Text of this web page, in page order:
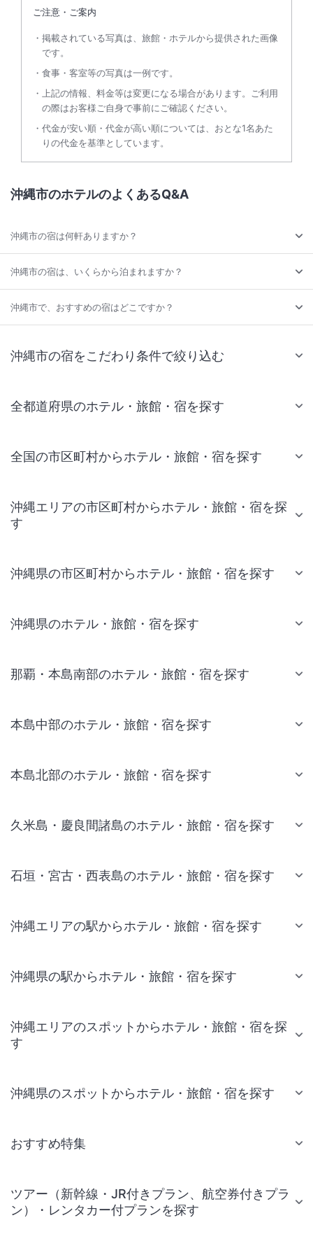
ご注意・ご案内
掲載されている写真は、旅館・ホテルから提供された画像
です。
食事・客室等の写真は一例です。
上記の情報、料金等は変更になる場合があります。ご利用
の際はお客様ご自身で事前にご確認ください。
代金が安い順・代金が高い順については、おとな1名あた
りの代金を基準としています。
沖縄市のホテルのよくあるQ&A
沖縄市の宿は何軒ありますか？
沖縄市の宿は、いくらから泊まれますか？
沖縄市で、おすすめの宿はどこですか？
沖縄市の宿をこだわり条件で絞り込む
全都道府県のホテル・旅館・宿を探す
全国の市区町村からホテル・旅館・宿を探す
沖縄エリアの市区町村からホテル・旅館・宿を探
す
沖縄県の市区町村からホテル・旅館・宿を探す
沖縄県のホテル・旅館・宿を探す
那覇・本島南部のホテル・旅館・宿を探す
本島中部のホテル・旅館・宿を探す
本島北部のホテル・旅館・宿を探す
久米島・慶良間諸島のホテル・旅館・宿を探す
石垣・宮古・西表島のホテル・旅館・宿を探す
沖縄エリアの駅からホテル・旅館・宿を探す
沖縄県の駅からホテル・旅館・宿を探す
沖縄エリアのスポットからホテル・旅館・宿を探
す
沖縄県のスポットからホテル・旅館・宿を探す
おすすめ特集
ツアー（新幹線・JR付きプラン、航空券付きプラ
ン）・レンタカー付プランを探す